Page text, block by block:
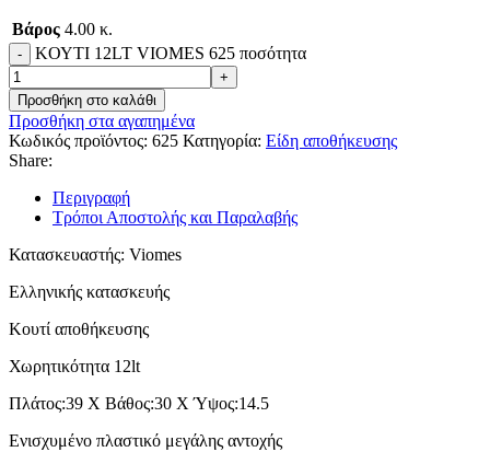
Βάρος 4.00 κ.
KΟΥΤΙ 12LT VIOMES 625 ποσότητα
Προσθήκη στο καλάθι
Προσθήκη στα αγαπημένα
Κωδικός προϊόντος: 625 Κατηγορία: Είδη αποθήκευσης
Share:
Περιγραφή
Τρόποι Αποστολής και Παραλαβής
Κατασκευαστής: Viomes
Ελληνικής κατασκευής
Kουτί αποθήκευσης
Χωρητικότητα 12lt
Πλάτος:39 Χ Βάθος:30 Χ Ύψος:14.5
Ενισχυμένο πλαστικό μεγάλης αντοχής